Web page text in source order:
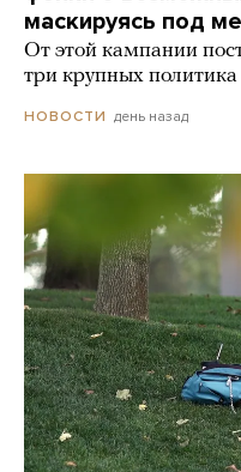
маскируясь под
От этой кампании
три крупных политика
НОВОСТИ день назад